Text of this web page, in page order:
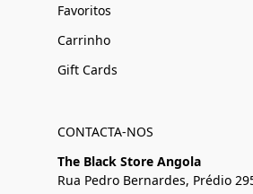
Favoritos
Carrinho
Gift Cards
CONTACTA-NOS
The Black Store Angola
Rua Pedro Bernardes, Prédio